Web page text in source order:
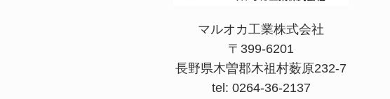
マルオカ工業株式会社
〒399-6201
長野県木曽郡木祖村薮原232-7
tel: 0264-36-2137